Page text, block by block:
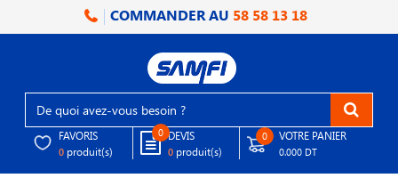
COMMANDER AU 58 58 13 18
FAVORIS
0 produit(s)
0 DEVIS
0 produit(s)
0 VOTRE PANIER
0.000 DT